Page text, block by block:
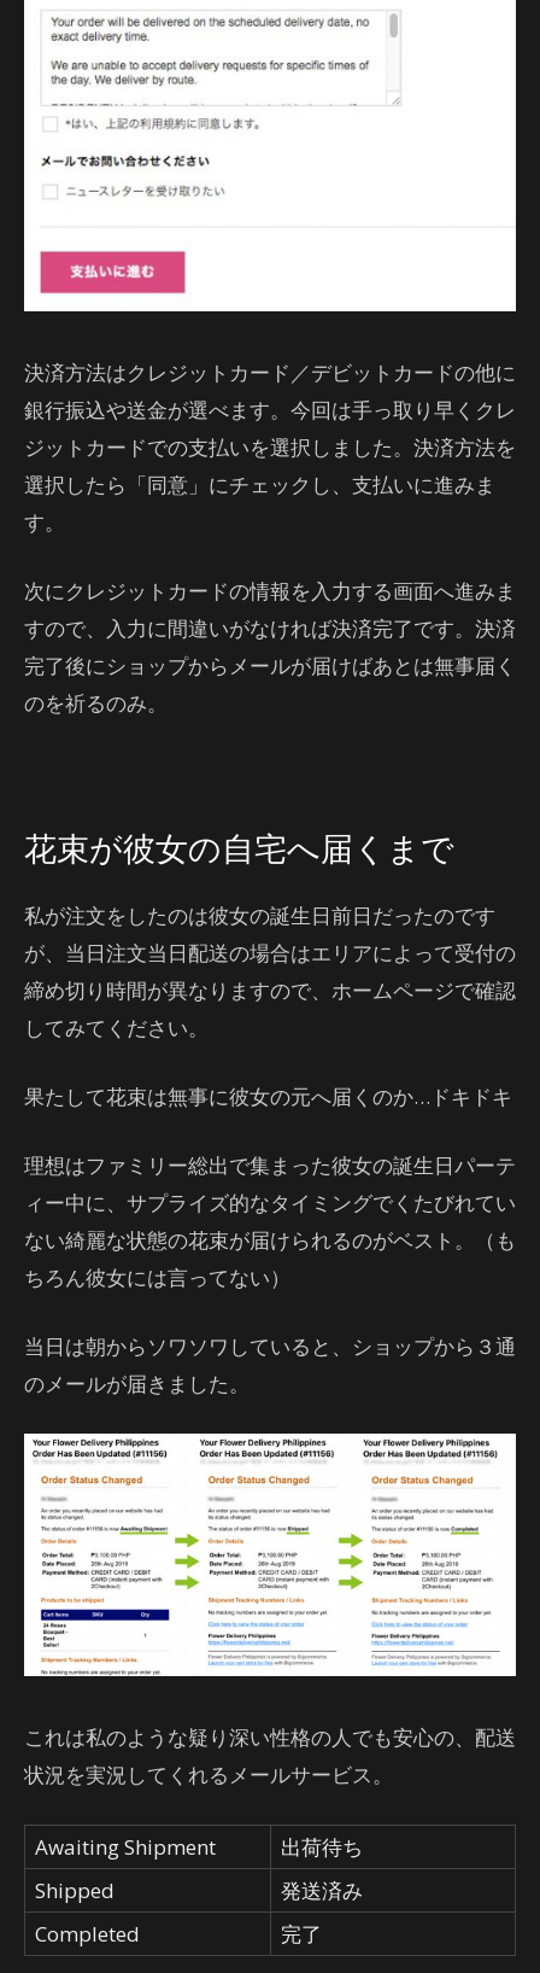
決済方法はクレジットカード／デビットカードの他に
銀行振込や送金が選べます。今回は手っ取り早くクレ
ジットカードでの支払いを選択しました。決済方法を
選択したら「同意」にチェックし、支払いに進みま
す。
次にクレジットカードの情報を入力する画面へ進みま
すので、入力に間違いがなければ決済完了です。決済
完了後にショップからメールが届けばあとは無事届く
のを祈るのみ。
花束が彼女の自宅へ届くまで
私が注文をしたのは彼女の誕生日前日だったのです
が、当日注文当日配送の場合はエリアによって受付の
締め切り時間が異なりますので、ホームページで確認
してみてください。
果たして花束は無事に彼女の元へ届くのか…ドキドキ
理想はファミリー総出で集まった彼女の誕生日パーテ
ィー中に、サプライズ的なタイミングでくたびれてい
ない綺麗な状態の花束が届けられるのがベスト。（も
ちろん彼女には言ってない）
当日は朝からソワソワしていると、ショップから３通
のメールが届きました。
これは私のような疑り深い性格の人でも安心の、配送
状況を実況してくれるメールサービス。
Awaiting Shipment
出荷待ち
Shipped
発送済み
Completed
完了